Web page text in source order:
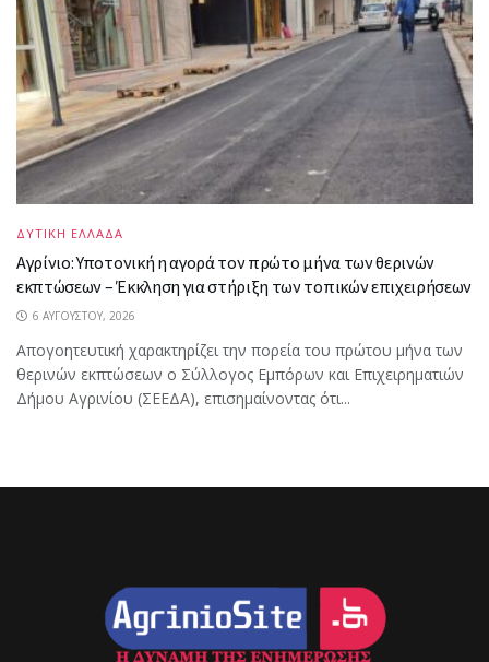
ΔΥΤΙΚΗ ΕΛΛΑΔΑ
Αγρίνιο: Υποτονική η αγορά τον πρώτο μήνα των θερινών
εκπτώσεων – Έκκληση για στήριξη των τοπικών επιχειρήσεων
6 ΑΥΓΟΎΣΤΟΥ, 2026
Απογοητευτική χαρακτηρίζει την πορεία του πρώτου μήνα των
θερινών εκπτώσεων ο Σύλλογος Εμπόρων και Επιχειρηματιών
Δήμου Αγρινίου (ΣΕΕΔΑ), επισημαίνοντας ότι...